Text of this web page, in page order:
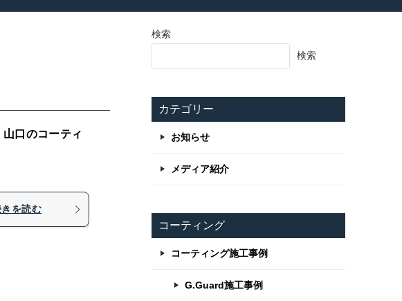
口のコーティ
を読む
検索
検索
カテゴリー
お知らせ
メディア紹介
コーティング
コーティング施工事例
G.Guard施工事例